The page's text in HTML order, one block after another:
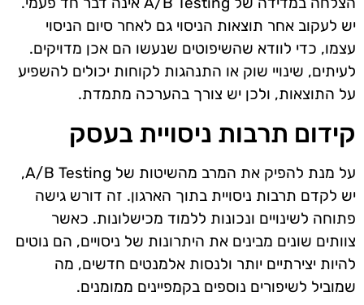
יש לעקוב אחר תוצאות הניסוי גם לאחר סיום הניסוי
עצמו, כדי לוודא שהשיפוטים שנעשו הם אכן מדויקים.
לעיתים, שינויי שוק או התנהגות לקוחות יכולים להשפיע
על התוצאות, ולכן יש צורך בהערכה מתמדת.
קידום תרבות ניסויית בעסק
על מנת להפיק את המרב מהשיטות של A/B Testing,
יש לקדם תרבות ניסויית בתוך הארגון. זה דורש גישה
פתוחה לשינויים ונכונות ללמוד מכישלונות. כאשר
צוותים שונים מבינים את היתרונות של ניסויים, הם נוטים
להיות יצירתיים יותר ולנסות אלמנטים חדשים, מה
שמוביל לשיפורים נוספים בקמפיינים ממומנים.